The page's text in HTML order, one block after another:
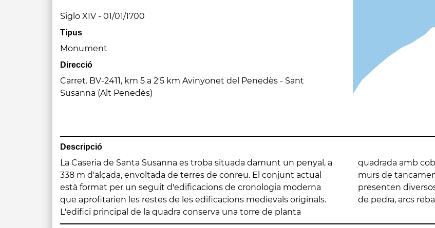
Siglo XIV - 01/01/1700
Tipus
Monument
Direcció
Carret. BV-2411, km 5 a 2'5 km Avinyonet del Penedès - Sant
Susanna (Alt Penedès)
Descripció
La Caseria de Santa Susanna es troba situada damunt un penyal, a
338 m d'alçada, envoltada de terres de conreu. El conjunt actual
està format per un seguit d'edificacions de cronologia moderna
que aprofitarien les restes de les edificacions medievals originals.
L'edifici principal de la quadra conserva una torre de planta
quadrada amb coberta a dues vessants de teula àrab, i restes de
murs de tancament. La resta de construccions del conjunt
presenten diversos elements d'interès (brancals, ampits i llindes
de pedra, arcs